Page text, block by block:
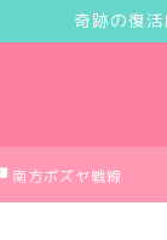
奇跡の復
南方ボズヤ戦線